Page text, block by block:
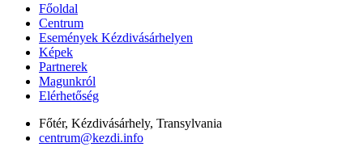
Főoldal
Centrum
Események Kézdivásárhelyen
Képek
Partnerek
Magunkról
Elérhetőség
Főtér, Kézdivásárhely, Transylvania
centrum@kezdi.info